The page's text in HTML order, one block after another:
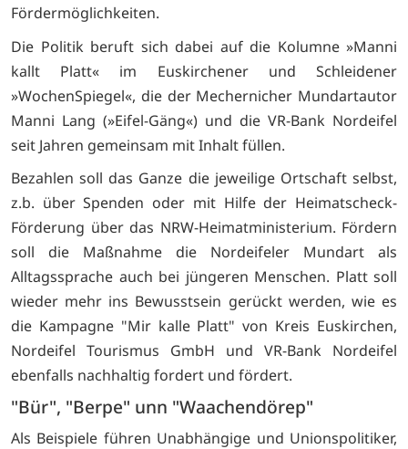
Fördermöglichkeiten.
Die Politik beruft sich dabei auf die Kolumne »Manni
kallt Platt« im Euskirchener und Schleidener
»WochenSpiegel«, die der Mechernicher Mundartautor
Manni Lang (»Eifel-Gäng«) und die VR-Bank Nordeifel
seit Jahren gemeinsam mit Inhalt füllen.
Bezahlen soll das Ganze die jeweilige Ortschaft selbst,
z.b. über Spenden oder mit Hilfe der Heimatscheck-
Förderung über das NRW-Heimatministerium. Fördern
soll die Maßnahme die Nordeifeler Mundart als
Alltagssprache auch bei jüngeren Menschen. Platt soll
wieder mehr ins Bewusstsein gerückt werden, wie es
die Kampagne "Mir kalle Platt" von Kreis Euskirchen,
Nordeifel Tourismus GmbH und VR-Bank Nordeifel
ebenfalls nachhaltig fordert und fördert.
"Bür", "Berpe" unn "Waachendörep"
Als Beispiele führen Unabhängige und Unionspolitiker,